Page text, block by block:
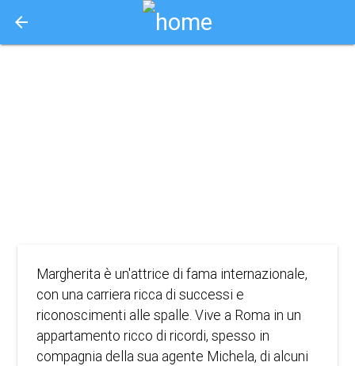
arrow_back
Margherita è un'attrice di fama internazionale,
con una carriera ricca di successi e
riconoscimenti alle spalle. Vive a Roma in un
appartamento ricco di ricordi, spesso in
compagnia della sua agente Michela, di alcuni